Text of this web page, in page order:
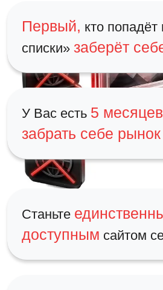
Первый, кто
списки» заберёт
У Вас есть 5
забрать себе рынок
Станьте
доступным сайтом